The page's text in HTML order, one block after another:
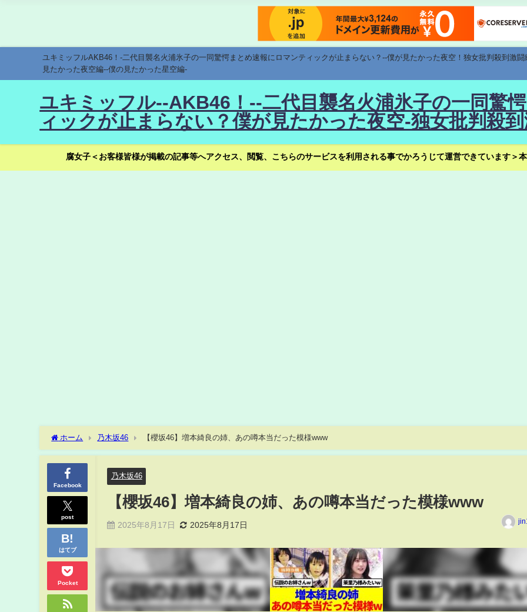
ユキミッフルAKB46！-二代目襲名火浦氷子の一同驚愕まとめ速報にロマンティックが止まらない？--僕が見たかった夜空！独女批判殺到激
見たかった夜空編--僕の見たかった星空編-
ユキミッフル--AKB46！--二代目襲名火浦氷子の一同驚
ィックが止まらない？僕が見たかった夜空-独女批判殺
腐女子＜お客様皆様が掲載の記事等へアクセス、閲覧、こちらのサービスを利用される事でかろうじて運営できています＞
ホーム 乃木坂46 【櫻坂46】増本綺良の姉、あの噂本当だった模様www
Facebook
post
はてブ
Pocket
乃木坂46
【櫻坂46】増本綺良の姉、あの噂本当だった模様www
2025年8月17日 2025年8月17日